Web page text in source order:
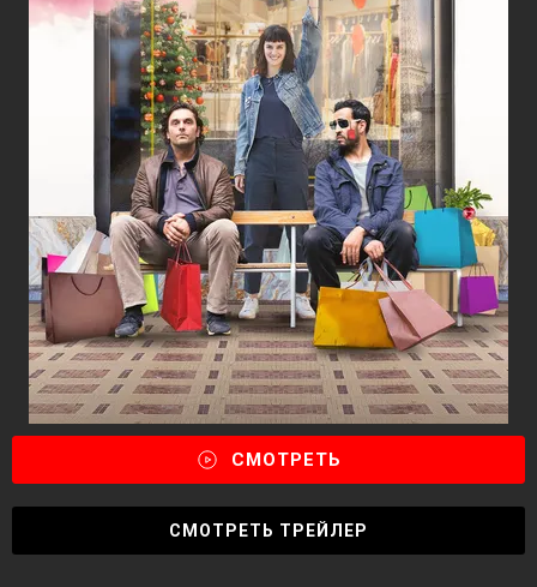
СМОТРЕТЬ
СМОТРЕТЬ ТРЕЙЛЕР